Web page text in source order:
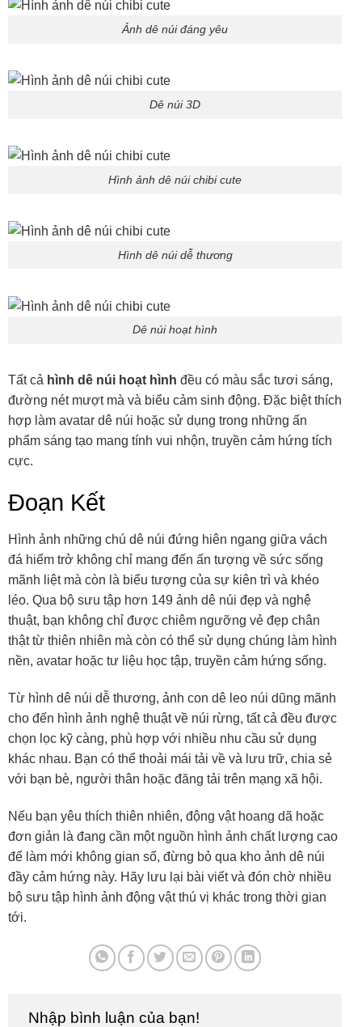
Ảnh dê núi đáng yêu
Dê núi 3D
Hình ảnh dê núi chibi cute
Hình dê núi dễ thương
Dê núi hoạt hình
Tất cả hình dê núi hoạt hình đều có màu sắc tươi sáng,
đường nét mượt mà và biểu cảm sinh động. Đặc biệt thích
hợp làm avatar dê núi hoặc sử dụng trong những ấn
phẩm sáng tạo mang tính vui nhộn, truyền cảm hứng tích
cực.
Đoạn Kết
Hình ảnh những chú dê núi đứng hiên ngang giữa vách
đá hiểm trở không chỉ mang đến ấn tượng về sức sống
mãnh liệt mà còn là biểu tượng của sự kiên trì và khéo
léo. Qua bộ sưu tập hơn 149 ảnh dê núi đẹp và nghệ
thuật, bạn không chỉ được chiêm ngưỡng vẻ đẹp chân
thật từ thiên nhiên mà còn có thể sử dụng chúng làm hình
nền, avatar hoặc tư liệu học tập, truyền cảm hứng sống.
Từ hình dê núi dễ thương, ảnh con dê leo núi dũng mãnh
cho đến hình ảnh nghệ thuật về núi rừng, tất cả đều được
chọn lọc kỹ càng, phù hợp với nhiều nhu cầu sử dụng
khác nhau. Bạn có thể thoải mái tải về và lưu trữ, chia sẻ
với bạn bè, người thân hoặc đăng tải trên mạng xã hội.
Nếu bạn yêu thích thiên nhiên, động vật hoang dã hoặc
đơn giản là đang cần một nguồn hình ảnh chất lượng cao
để làm mới không gian số, đừng bỏ qua kho ảnh dê núi
đầy cảm hứng này. Hãy lưu lại bài viết và đón chờ nhiều
bộ sưu tập hình ảnh động vật thú vị khác trong thời gian
tới.
Nhập bình luận của bạn!